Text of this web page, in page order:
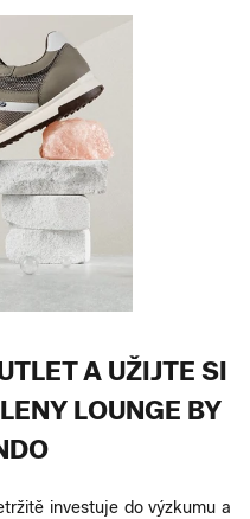
A UŽIJTE SI
LOUNGE BY
investuje do výzkumu a